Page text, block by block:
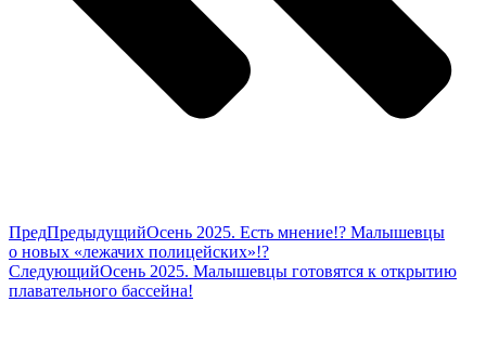
ПредПредыдущийОсень 2025. Есть мнение!? Малышевцы
о новых «лежачих полицейских»!?
СледующийОсень 2025. Малышевцы готовятся к открытию
плавательного бассейна!